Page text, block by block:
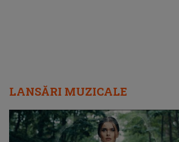
LANSĂRI MUZICALE